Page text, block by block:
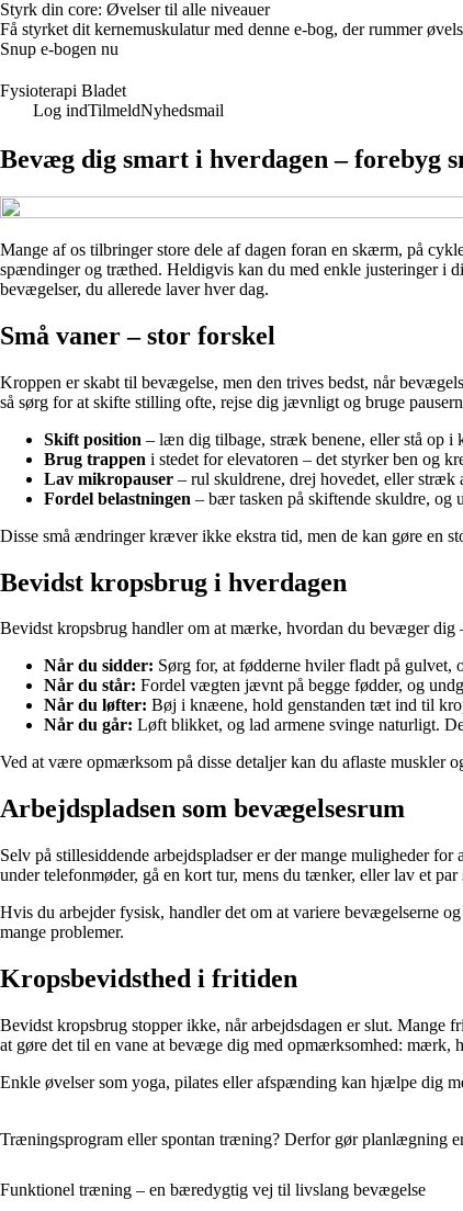
Styrk din core: Øvelser til alle niveauer
Få styrket dit kernemuskulatur med denne e-bog, der rummer
Snup e-bogen nu
Fysioterapi Bladet
Log indTilmeldNyhedsmail
Bevæg dig smart i hverdagen – forebyg
Mange af os tilbringer store dele af dagen foran en skærm, på
spændinger og træthed. Heldigvis kan du med enkle justeringer i
bevægelser, du allerede laver hver dag.
Små vaner – stor forskel
Kroppen er skabt til bevægelse, men den trives bedst, når
så sørg for at skifte stilling ofte, rejse dig jævnligt og bruge
Skift position – læn dig tilbage, stræk benene, eller stå op i
Brug trappen i stedet for elevatoren – det styrker ben og
Lav mikropauser – rul skuldrene, drej hovedet, eller stræk
Fordel belastningen – bær tasken på skiftende skuldre, og
Disse små ændringer kræver ikke ekstra tid, men de kan gøre en
Bevidst kropsbrug i hverdagen
Bevidst kropsbrug handler om at mærke, hvordan du bevæger dig
Når du sidder: Sørg for, at fødderne hviler fladt på gulvet,
Når du står: Fordel vægten jævnt på begge fødder, og
Når du løfter: Bøj i knæene, hold genstanden tæt ind til
Når du går: Løft blikket, og lad armene svinge naturligt.
Ved at være opmærksom på disse detaljer kan du aflaste muskler
Arbejdspladsen som bevægelsesrum
Selv på stillesiddende arbejdspladser er der mange muligheder
under telefonmøder, gå en kort tur, mens du tænker, eller lav et
Hvis du arbejder fysisk, handler det om at variere bevægelserne
mange problemer.
Kropsbevidsthed i fritiden
Bevidst kropsbrug stopper ikke, når arbejdsdagen er slut.
at gøre det til en vane at bevæge dig med opmærksomhed: mærk,
Enkle øvelser som yoga, pilates eller afspænding kan hjælpe dig
Træningsprogram eller spontan træning? Derfor gør planlægning
Funktionel træning – en bæredygtig vej til livslang bevægelse